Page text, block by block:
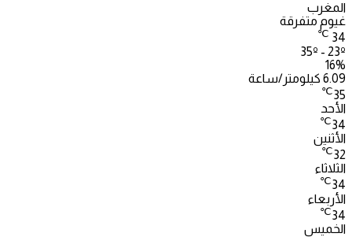
المغرب
غيوم متفرقة
34
℃
35º - 23º
16%
6.09 كيلومتر/ساعة
35
℃
الأحد
34
℃
الأثنين
32
℃
الثلاثاء
34
℃
الأربعاء
34
℃
الخميس